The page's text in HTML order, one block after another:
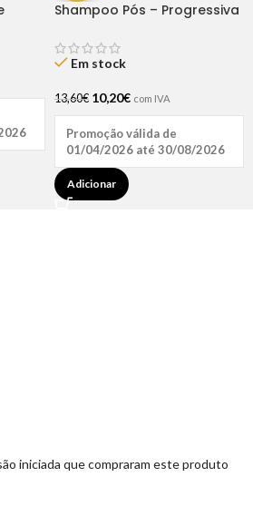
Shampoo Pós – Progressiva
Em stock
13,60€ 10,20€ com IVA
Promoção válida de
01/04/2026 até 30/08/2026
Adicionar
iniciada que compraram este produto